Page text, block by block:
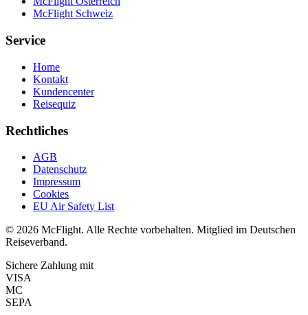
McFlight Schweiz
Service
Home
Kontakt
Kundencenter
Reisequiz
Rechtliches
AGB
Datenschutz
Impressum
Cookies
EU Air Safety List
© 2026 McFlight. Alle Rechte vorbehalten. Mitglied im Deutschen
Reiseverband.
Sichere Zahlung mit
VISA
MC
SEPA